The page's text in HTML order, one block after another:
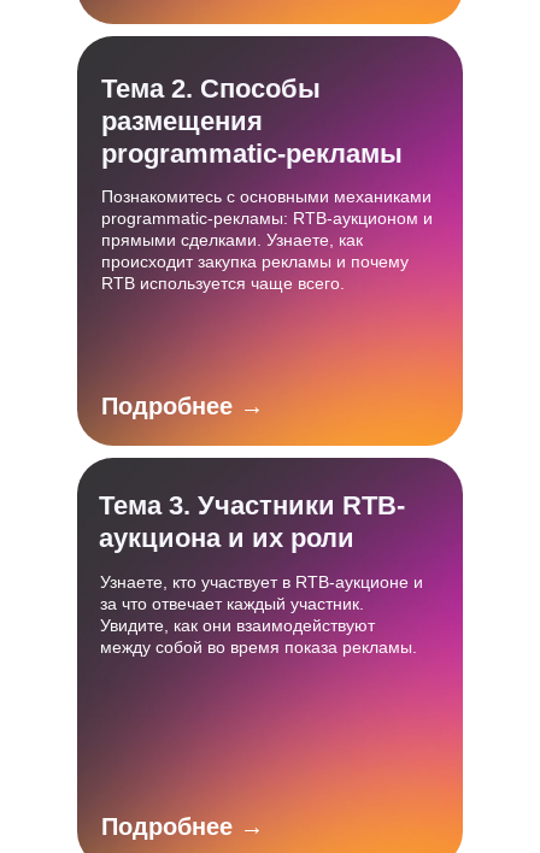
Узнаете, кто участвует в RTB-аукционе и
за что отвечает каждый участник.
Увидите, как они взаимодействуют
между собой во время показа рекламы.
Тема 3. Участники RTB-
аукциона и их роли
Подробнее →
Познакомитесь с основными механиками
programmatic-рекламы: RTB-аукционом и
прямыми сделками. Узнаете, как
происходит закупка рекламы и почему
RTB используется чаще всего.
Тема 2. Способы
размещения
programmatic-рекламы
Подробнее →